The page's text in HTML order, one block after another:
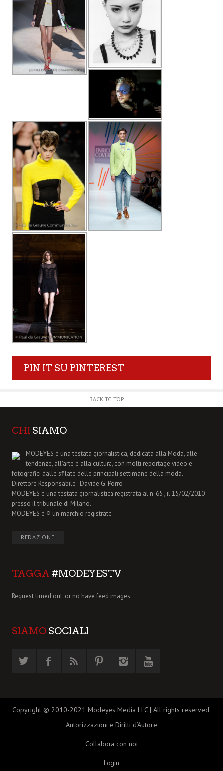
PIN IT SU PINTEREST
BACK TO TOP
CHI SIAMO
MODEYES è una testata giornalistica, dedicata alla Moda, alle
tendenze, all'arte e alla cultura, con molti reportage video e
fotografici dalle sfilate delle principali settimane della moda.
Direttore Responsabile : Davide G. Porro
MODEYES è una testata giornalistica registrata al n. 65 , il 15/02/2010
presso il tribunale di Milano.
MODEYES è ® un marchio registrato
REDAZIONE
TAGGA #MODEYESTV
Request timed out, or no have feed images.
SIAMO SOCIALI
Copyright © 2010-2021 Modeyes Media LLC | All rights reserved.
Autorizzazioni e Diritti d’Autore
Collabora con noi
Login